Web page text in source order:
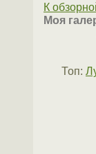
К
Моя
Топ: